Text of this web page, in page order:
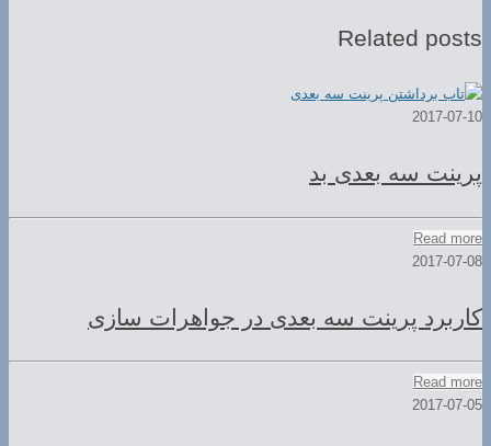
Related posts
2017-07-10
پرینت سه بعدی بد
Read more
2017-07-08
کاربرد پرینت سه بعدی در جواهرات سازی
Read more
2017-07-05